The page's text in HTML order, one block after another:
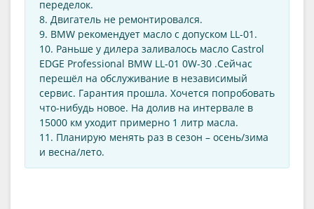
переделок.
8. Двигатель не ремонтировался.
9. BMW рекомендует масло с допуском LL-01.
10. Раньше у дилера заливалось масло Castrol
EDGE Professional BMW LL-01 0W-30 .Сейчас
перешёл на обслуживание в независимый
сервис. Гарантия прошла. Хочется попробовать
что-нибудь новое. На долив на интервале в
15000 км уходит примерно 1 литр масла.
11. Планирую менять раз в сезон – осень/зима
и весна/лето.